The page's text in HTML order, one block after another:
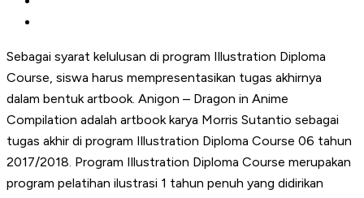
Sebagai syarat kelulusan di program Illustration Diploma
Course, siswa harus mempresentasikan tugas akhirnya
dalam bentuk artbook. Anigon – Dragon in Anime
Compilation adalah artbook karya Morris Sutantio sebagai
tugas akhir di program Illustration Diploma Course 06 tahun
2017/2018. Program Illustration Diploma Course merupakan
program pelatihan ilustrasi 1 tahun penuh yang didirikan